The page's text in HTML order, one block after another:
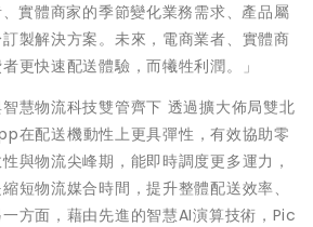
實體商家的季節變化業務需求、產品屬
製解決方案。未來，電商業者、實體商
更快速配送體驗，而犧牲利潤。」
慧物流科技雙管齊下 透過擴大佈局雙北
在配送機動性上更具彈性，有效協助零
與物流尖峰期，能即時調度更多運力，
短物流媒合時間，提升整體配送效率、
方面，藉由先進的智慧AI演算技術，Pic